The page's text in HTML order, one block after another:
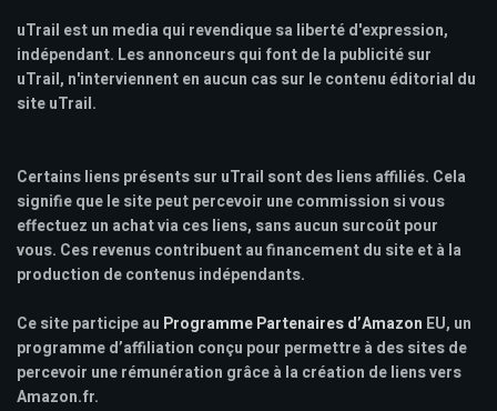
uTrail est un media qui revendique sa liberté d'expression,
indépendant. Les annonceurs qui font de la publicité sur
uTrail, n'interviennent en aucun cas sur le contenu éditorial du
site uTrail.
Certains liens présents sur uTrail sont des liens affiliés. Cela
signifie que le site peut percevoir une commission si vous
effectuez un achat via ces liens, sans aucun surcoût pour
vous. Ces revenus contribuent au financement du site et à la
production de contenus indépendants.
Ce site participe au Programme Partenaires d’Amazon EU, un
programme d’affiliation conçu pour permettre à des sites de
percevoir une rémunération grâce à la création de liens vers
Amazon.fr.